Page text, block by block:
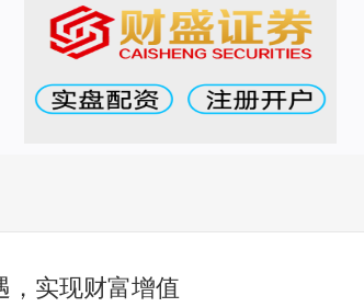
，实现财富增值